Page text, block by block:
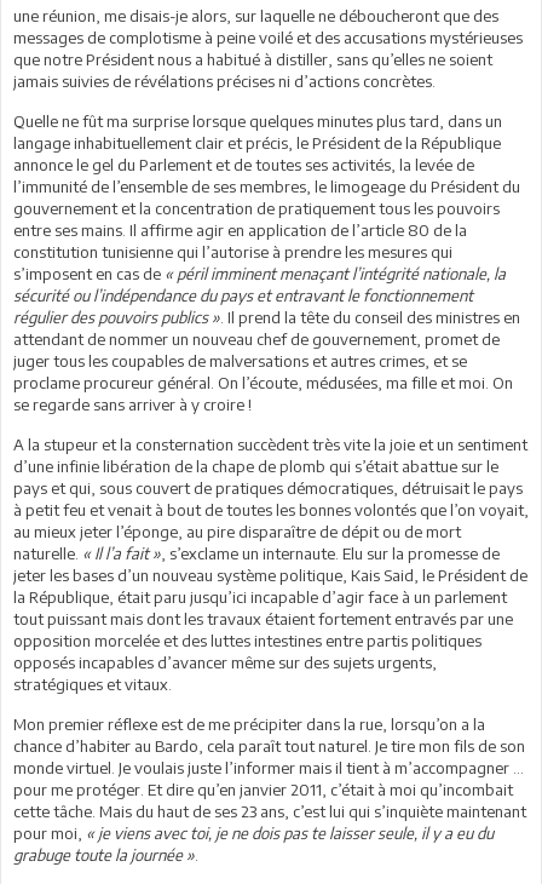
une réunion, me disais-je alors, sur laquelle ne déboucheront que des
messages de complotisme à peine voilé et des accusations mystérieuses
que notre Président nous a habitué à distiller, sans qu’elles ne soient
jamais suivies de révélations précises ni d’actions concrètes.
Quelle ne fût ma surprise lorsque quelques minutes plus tard, dans un
langage inhabituellement clair et précis, le Président de la République
annonce le gel du Parlement et de toutes ses activités, la levée de
l’immunité de l’ensemble de ses membres, le limogeage du Président du
gouvernement et la concentration de pratiquement tous les pouvoirs
entre ses mains. Il affirme agir en application de l’article 80 de la
constitution tunisienne qui l’autorise à prendre les mesures qui
s’imposent en cas de « péril imminent menaçant l’intégrité nationale, la
sécurité ou l’indépendance du pays et entravant le fonctionnement
régulier des pouvoirs publics » . Il prend la tête du conseil des ministres en
attendant de nommer un nouveau chef de gouvernement, promet de
juger tous les coupables de malversations et autres crimes, et se
proclame procureur général. On l’écoute, médusées, ma fille et moi. On
se regarde sans arriver à y croire !
A la stupeur et la consternation succèdent très vite la joie et un sentiment
d’une infinie libération de la chape de plomb qui s’était abattue sur le
pays et qui, sous couvert de pratiques démocratiques, détruisait le pays
à petit feu et venait à bout de toutes les bonnes volontés que l’on voyait,
au mieux jeter l’éponge, au pire disparaître de dépit ou de mort
naturelle. « Il l’a fait » , s’exclame un internaute. Elu sur la promesse de
jeter les bases d’un nouveau système politique, Kais Said, le Président de
la République, était paru jusqu’ici incapable d’agir face à un parlement
tout puissant mais dont les travaux étaient fortement entravés par une
opposition morcelée et des luttes intestines entre partis politiques
opposés incapables d’avancer même sur des sujets urgents,
stratégiques et vitaux.
Mon premier réflexe est de me précipiter dans la rue, lorsqu’on a la
chance d’habiter au Bardo, cela paraît tout naturel. Je tire mon fils de son
monde virtuel. Je voulais juste l’informer mais il tient à m’accompagner …
pour me protéger. Et dire qu’en janvier 2011, c’était à moi qu’incombait
cette tâche. Mais du haut de ses 23 ans, c’est lui qui s’inquiète maintenant
pour moi, « je viens avec toi, je ne dois pas te laisser seule, il y a eu du
grabuge toute la journée »